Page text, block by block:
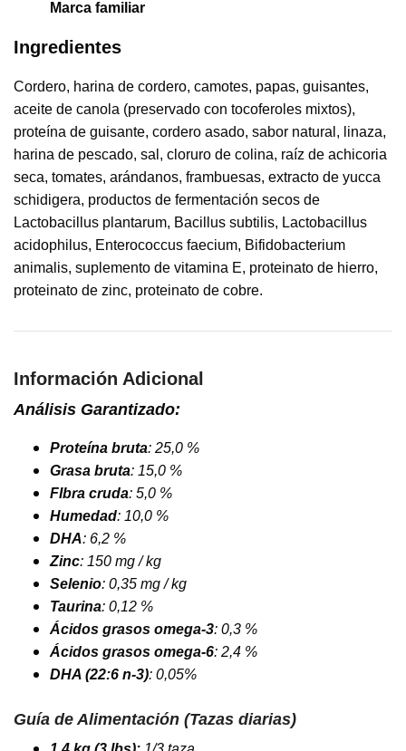
Marca familiar
Ingredientes
Cordero, harina de cordero, camotes, papas, guisantes,
aceite de canola (preservado con tocoferoles mixtos),
proteína de guisante, cordero asado, sabor natural, linaza,
harina de pescado, sal, cloruro de colina, raíz de achicoria
seca, tomates, arándanos, frambuesas, extracto de yucca
schidigera, productos de fermentación secos de
Lactobacillus plantarum, Bacillus subtilis, Lactobacillus
acidophilus, Enterococcus faecium, Bifidobacterium
animalis, suplemento de vitamina E, proteinato de hierro,
proteinato de zinc, proteinato de cobre.
Información Adicional
Análisis Garantizado:
Proteína bruta: 25,0 %
Grasa bruta: 15,0 %
FIbra cruda: 5,0 %
Humedad: 10,0 %
DHA: 6,2 %
Zinc: 150 mg / kg
Selenio: 0,35 mg / kg
Taurina: 0,12 %
Ácidos grasos omega-3: 0,3 %
Ácidos grasos omega-6: 2,4 %
DHA (22:6 n-3): 0,05%
Guía de Alimentación (Tazas diarias)